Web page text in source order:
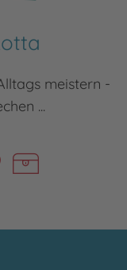
meistern -
...